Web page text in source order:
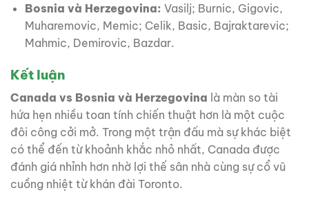
Bosnia và Herzegovina: Vasilj; Burnic, Gigovic,
Muharemovic, Memic; Celik, Basic, Bajraktarevic;
Mahmic, Demirovic, Bazdar.
Kết luận
Canada vs Bosnia và Herzegovina là màn so tài
hứa hẹn nhiều toan tính chiến thuật hơn là một cuộc
đôi công cởi mở. Trong một trận đấu mà sự khác biệt
có thể đến từ khoảnh khắc nhỏ nhất, Canada được
đánh giá nhỉnh hơn nhờ lợi thế sân nhà cùng sự cổ vũ
cuồng nhiệt từ khán đài Toronto.